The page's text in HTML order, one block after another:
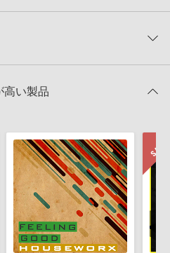
0%
注意：
FAT32でフォーマットされた
フォーマットされたHDDをご用意
れます。メールに記載されており
ロード／導入を行って下さい。
として日本語版操作マニュアルをご
ご不明点や詳細に関するお問い合
までご連絡ください。
を使ってできることを紹介するた
楽曲です。原則として、デモソング
できません。また、デモソングを
品をご購入頂く必要がございます。
2のサポート情報
高い製品